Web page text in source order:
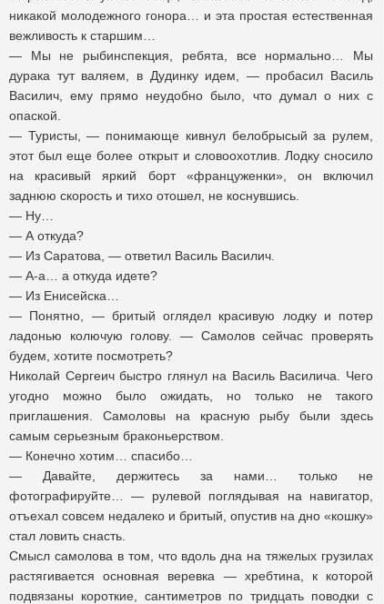
никакой молодежного гонора… и эта простая естественная
вежливость к старшим…
— Мы не рыбинспекция, ребята, все нормально… Мы
дурака тут валяем, в Дудинку идем, — пробасил Василь
Василич, ему прямо неудобно было, что думал о них с
опаской.
— Туристы, — понимающе кивнул белобрысый за рулем,
этот был еще более открыт и словоохотлив. Лодку сносило
на красивый яркий борт «француженки», он включил
заднюю скорость и тихо отошел, не коснувшись.
— Ну…
— А откуда?
— Из Саратова, — ответил Василь Василич.
— А-а… а откуда идете?
— Из Енисейска…
— Понятно, — бритый оглядел красивую лодку и потер
ладонью колючую голову. — Самолов сейчас проверять
будем, хотите посмотреть?
Николай Сергеич быстро глянул на Василь Василича. Чего
угодно можно было ожидать, но только не такого
приглашения. Самоловы на красную рыбу были здесь
самым серьезным браконьерством.
— Конечно хотим… спасибо…
— Давайте, держитесь за нами… только не
фотографируйте… — рулевой поглядывая на навигатор,
отъехал совсем недалеко и бритый, опустив на дно «кошку»
стал ловить снасть.
Смысл самолова в том, что вдоль дна на тяжелых грузилах
растягивается основная веревка — хребтина, к которой
подвязаны короткие, сантиметров по тридцать поводки с